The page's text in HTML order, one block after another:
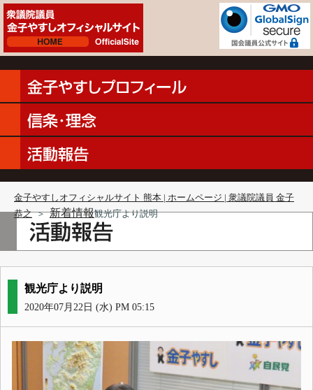
金子やすしオフィシャルサイト 熊本 | ホームページ | 衆議院議員 金子
恭之 ＞ 新着情報観光庁より説明
観光庁より説明
2020年07月22日 (水) PM 05:15